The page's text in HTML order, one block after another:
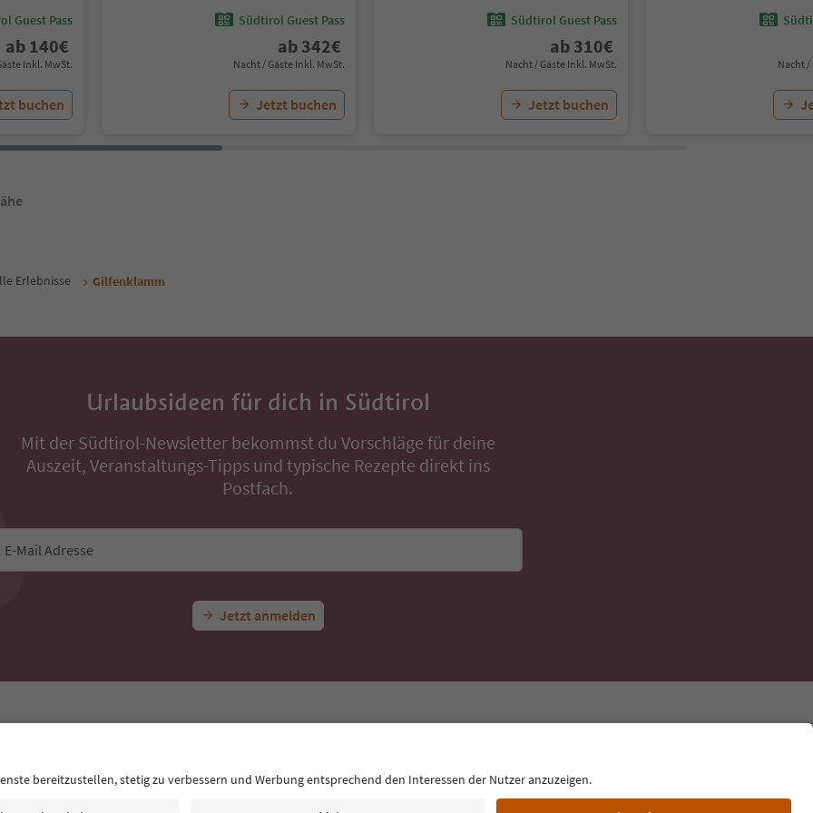
Guest Pass
ab 140€
Inkl. MwSt.
buchen
Südtirol Guest Pass
ab 342€
Nacht / Gäste Inkl. MwSt.
Jetzt buchen
Südtirol Guest Pass
ab 310€
Nacht / Gäste Inkl. MwSt.
Jetzt buchen
Nacht /
Erlebnisse Gilfenklamm
Urlaubsideen für dich in Südtirol
Mit der Südtirol-Newsletter bekommst du Vorschläge für deine
Auszeit, Veranstaltungs-Tipps und typische Rezepte direkt ins
Postfach.
E-Mail Adresse
Jetzt anmelden